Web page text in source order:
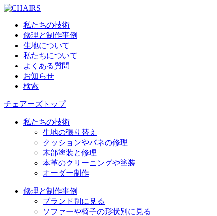
私たちの技術
修理と制作事例
生地について
私たちについて
よくある質問
お知らせ
検索
チェアーズトップ
私たちの技術
生地の張り替え
クッションやバネの修理
木部塗装と修理
本革のクリーニングや塗装
オーダー制作
修理と制作事例
ブランド別に見る
ソファーや椅子の形状別に見る